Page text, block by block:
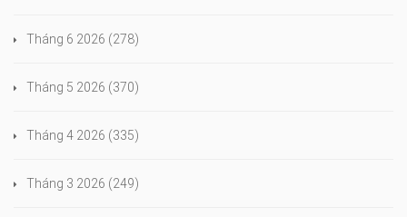
Tháng 6 2026 (278)
Tháng 5 2026 (370)
Tháng 4 2026 (335)
Tháng 3 2026 (249)